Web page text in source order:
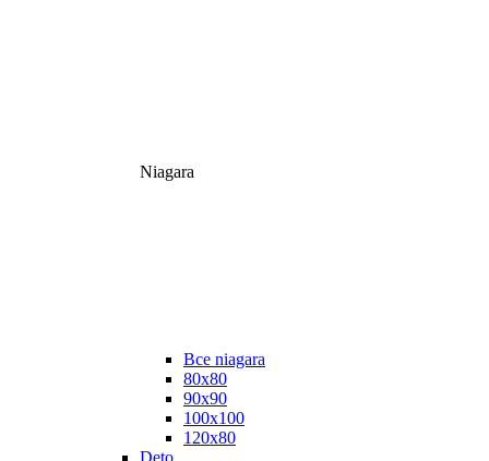
Niagara
Все niagara
80x80
90x90
100x100
120x80
Deto